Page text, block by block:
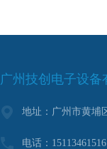
广州技创电子设备
地址：广州市黄埔
电话：15113461516